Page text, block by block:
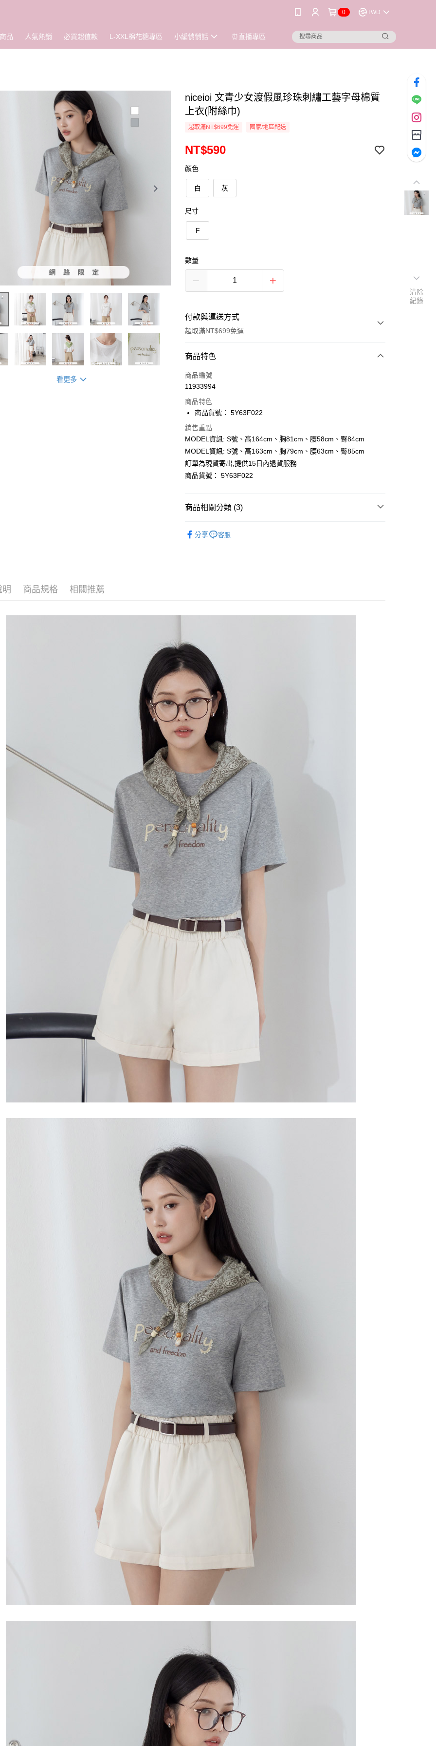
0 TWD
品 人氣熱銷 必買超值款 L-XXL棉花糖專區 小編悄悄話 ⏰直播專區
看更多
niceioi 文青少女渡假風珍珠刺繡工藝字母棉質
上衣(附絲巾)
超取滿NT$699免運 國家/地區配送
NT$590
顏色
白 灰
尺寸
F
數量
付款與運送方式
超取滿NT$699免運
付款方式
信用卡一次付款
LINE Pay
Apple Pay
運送方式
每筆NT$80，滿NT$699(含以上)免運費
每筆NT$80，滿NT$699(含以上)免運費
國家/地區配送
商品特色
商品編號
11933994
商品特色
商品貨號： 5Y63F022
銷售重點
MODEL資訊: S號、高164cm、胸81cm、腰58cm、臀84cm
MODEL資訊: S號、高163cm、胸79cm、腰63cm、臀85cm
訂單為現貨寄出,提供15日內退貨服務
商品貨號： 5Y63F022
商品相關分類 (3)
分享 客服
明 商品規格 相關推薦
清除
紀錄